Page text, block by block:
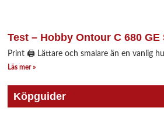
Test – Hobby Ontour C 680
Print 🖨 Lättare och smalare än en vanlig
Läs mer »
Köpguider